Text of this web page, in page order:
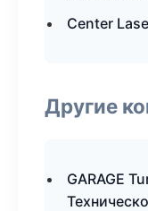
Center
Другие
GARAGE